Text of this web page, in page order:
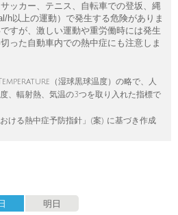
ッカー、テニス、自転車での登坂、縄
h以上の運動）で発生する危険がありま
すが、激しい運動や重労働時には発生
った自動車内での熱中症にも注意しま
（湿球黒球温度）の略で、人
、輻射熱、気温の3つを取り入れた指標で
ける熱中症予防指針」(案) に基づき作成
明日